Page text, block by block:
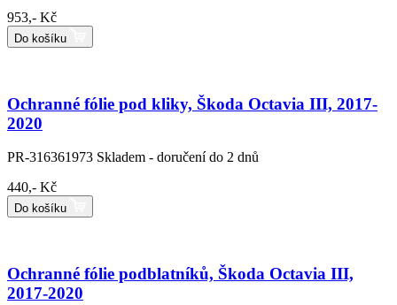
953,- Kč
Do košíku
Ochranné fólie pod kliky, Škoda Octavia III, 2017-
2020
PR-316361973 Skladem - doručení do 2 dnů
440,- Kč
Do košíku
Ochranné fólie podblatníků, Škoda Octavia III,
2017-2020